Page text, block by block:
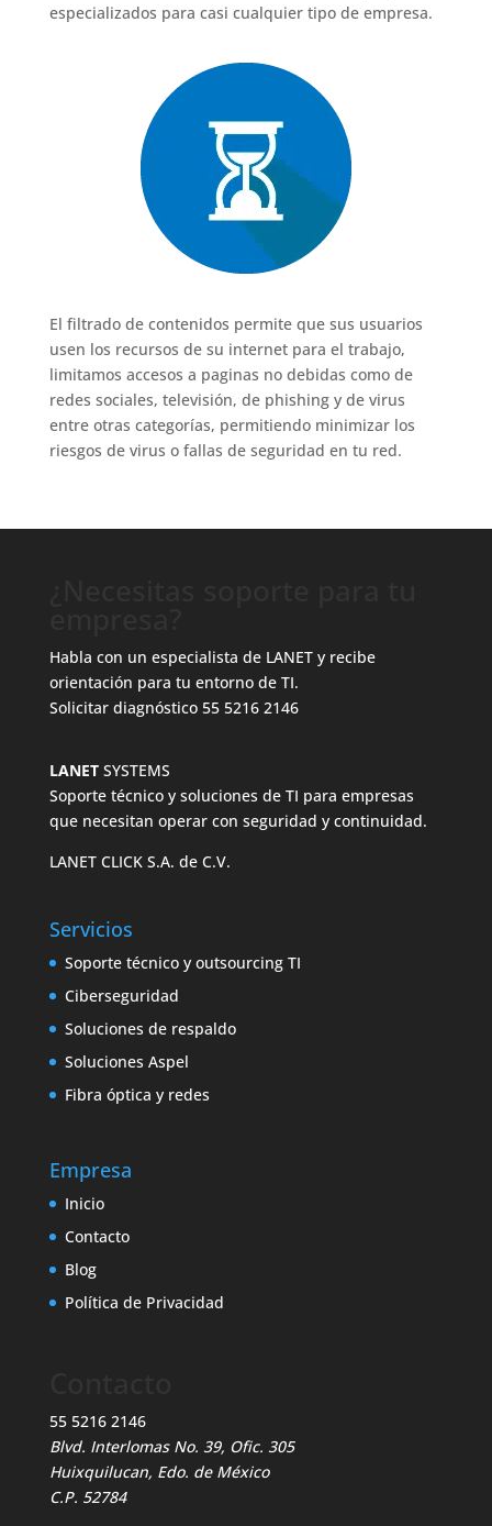
especializados para casi cualquier tipo de empresa.
El filtrado de contenidos permite que sus usuarios
usen los recursos de su internet para el trabajo,
limitamos accesos a paginas no debidas como de
redes sociales, televisión, de phishing y de virus
entre otras categorías, permitiendo minimizar los
riesgos de virus o fallas de seguridad en tu red.
Habla con un especialista de LANET y recibe
orientación para tu entorno de TI.
Solicitar diagnóstico 55 5216 2146
LANET SYSTEMS
Soporte técnico y soluciones de TI para empresas
que necesitan operar con seguridad y continuidad.
LANET CLICK S.A. de C.V.
Servicios
Soporte técnico y outsourcing TI
Ciberseguridad
Soluciones de respaldo
Soluciones Aspel
Fibra óptica y redes
Empresa
Inicio
Contacto
Blog
Política de Privacidad
55 5216 2146
Blvd. Interlomas No. 39, Ofic. 305
Huixquilucan, Edo. de México
C.P. 52784